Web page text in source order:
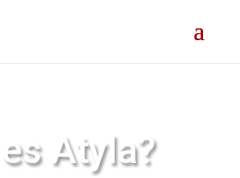
Atyla?